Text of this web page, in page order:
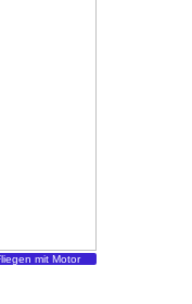
mit Motor